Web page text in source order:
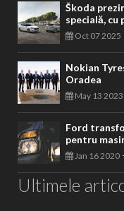
Škoda
specială, cu
Oct 07 2025
Nokian
Oradea
May 13 2023
Ford
pentru
Jan 16 2020 -
Ultimele